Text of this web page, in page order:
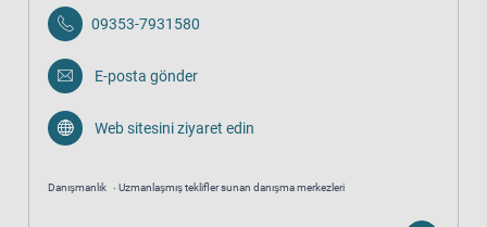
09353-7931580
E-posta gönder
Web sitesini ziyaret edin
Danışmanlık Uzmanlaşmış teklifler sunan danışma merkezleri